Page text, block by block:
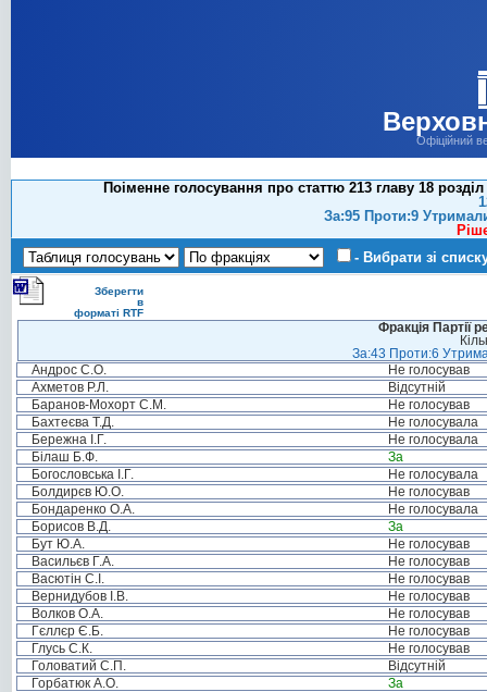
Офіційний
Поіменне голосування про статтю 213 главу 18
За:95 Проти:9
- Вибрати зі
Зберегти
в
форматі RTF
Фракція Партії
За:43 Проти:6
Андрос С.О.
Не голосував
Ахметов Р.Л.
Відсутній
Баранов-Мохорт С.М.
Не голосував
Бахтеєва Т.Д.
Не голосувала
Бережна І.Г.
Не голосувала
Білаш Б.Ф.
За
Богословська І.Г.
Не голосувала
Болдирєв Ю.О.
Не голосував
Бондаренко О.А.
Не голосувала
Борисов В.Д.
За
Бут Ю.А.
Не голосував
Васильєв Г.А.
Не голосував
Васютін С.І.
Не голосував
Вернидубов І.В.
Не голосував
Волков О.А.
Не голосував
Гєллєр Є.Б.
Не голосував
Глусь С.К.
Не голосував
Головатий С.П.
Відсутній
Горбатюк А.О.
За